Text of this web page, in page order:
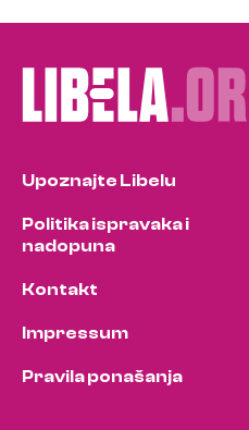
Upoznajte Libelu
Politika ispravaka i
nadopuna
Kontakt
Impressum
Pravila ponašanja